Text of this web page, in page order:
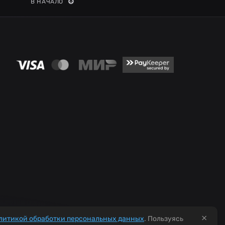
В НАЧАЛО
×
обработки персональных данных. Пользуясь